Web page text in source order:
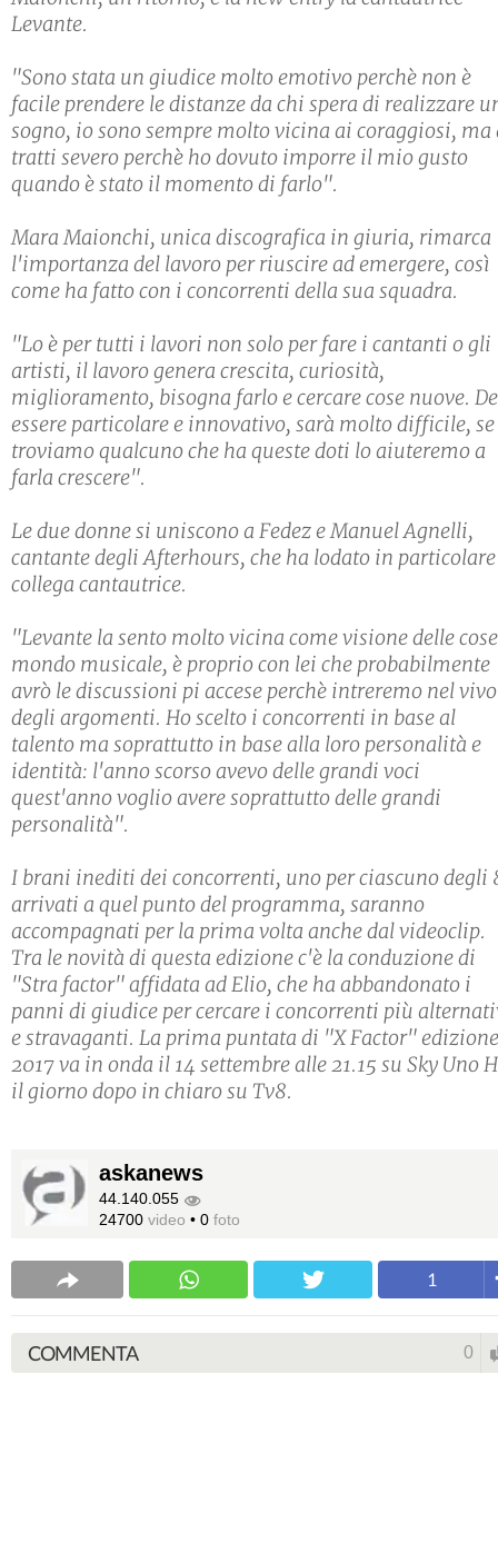
Levante.
"Sono stata un giudice molto emotivo perchè non è
facile prendere le distanze da chi spera di realizzare
sogno, io sono sempre molto vicina ai coraggiosi, ma
tratti severo perchè ho dovuto imporre il mio gusto
quando è stato il momento di farlo".
Mara Maionchi, unica discografica in giuria, rimarca
l'importanza del lavoro per riuscire ad emergere, così
come ha fatto con i concorrenti della sua squadra.
"Lo è per tutti i lavori non solo per fare i cantanti o gli
artisti, il lavoro genera crescita, curiosità,
miglioramento, bisogna farlo e cercare cose nuove.
essere particolare e innovativo, sarà molto difficile, se
troviamo qualcuno che ha queste doti lo aiuteremo a
farla crescere".
Le due donne si uniscono a Fedez e Manuel Agnelli,
cantante degli Afterhours, che ha lodato in
collega cantautrice.
"Levante la sento molto vicina come visione delle
mondo musicale, è proprio con lei che probabilmente
avrò le discussioni pi accese perchè intreremo nel vivo
degli argomenti. Ho scelto i concorrenti in base al
talento ma soprattutto in base alla loro personalità e
identità: l'anno scorso avevo delle grandi voci
quest'anno voglio avere soprattutto delle grandi
personalità".
I brani inediti dei concorrenti, uno per ciascuno degli
arrivati a quel punto del programma, saranno
accompagnati per la prima volta anche dal videoclip.
Tra le novità di questa edizione c'è la conduzione di
"Stra factor" affidata ad Elio, che ha abbandonato i
panni di giudice per cercare i concorrenti più
e stravaganti. La prima puntata di "X Factor" edizione
2017 va in onda il 14 settembre alle 21.15 su Sky Uno
il giorno dopo in chiaro su Tv8.
askanews
44.140.055
24700 video • 0 foto
1
COMMENTA 0